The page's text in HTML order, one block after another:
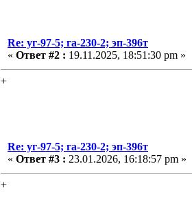
Re: уг-97-5; га-230-2; эп-396т
« Ответ #2 : 19.11.2025, 18:51:30 pm »
+
Re: уг-97-5; га-230-2; эп-396т
« Ответ #3 : 23.01.2026, 16:18:57 pm »
+